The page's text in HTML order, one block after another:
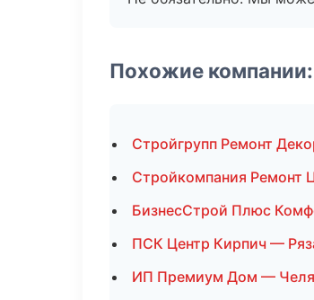
Похожие
Стройгрупп Ремонт
Стройкомпания Ремонт
БизнесСтрой Плюс
ПСК Центр Кирпич —
ИП Премиум Дом —